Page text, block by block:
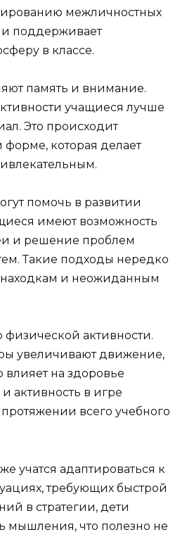
межличностных
поддерживает
в классе.
память и внимание.
учащиеся лучше
Это происходит
форме, которая делает
помочь в развитии
имеют возможность
и решение проблем
Такие подходы нередко
и неожиданным
физической активности.
увеличивают движение,
влияет на здоровье
активность в игре
всего учебного
учатся адаптироваться к
требующих быстрой
в стратегии, дети
мышления, что полезно не